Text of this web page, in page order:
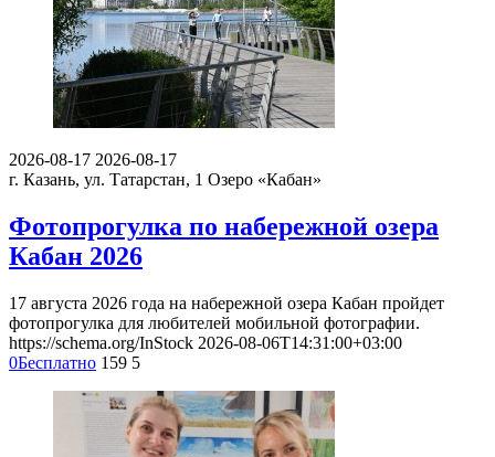
2026-08-17 2026-08-17
г. Казань, ул. Татарстан, 1 Озеро «Кабан»
Фотопрогулка по набережной озера
Кабан 2026
17 августа 2026 года на набережной озера Кабан пройдет
фотопрогулка для любителей мобильной фотографии.
https://schema.org/InStock 2026-08-06T14:31:00+03:00
0Бесплатно 159 5